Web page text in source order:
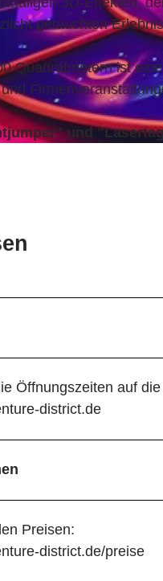
getauchten
Quadratmetern ist
und
Öffnungszeiten auf
district.de
Preisen:
district.de/preise